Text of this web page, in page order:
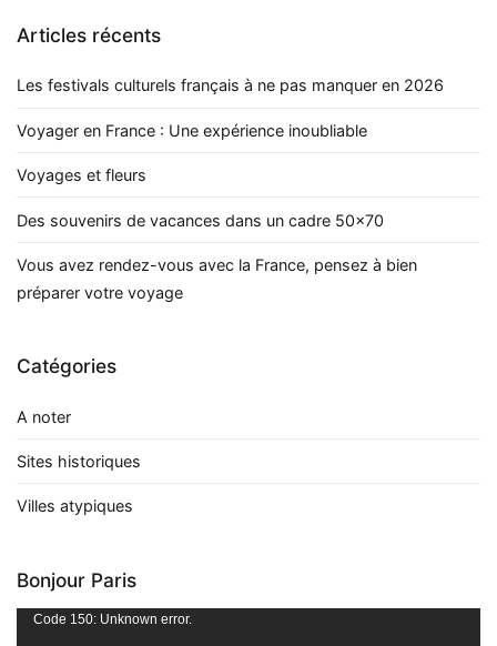
Articles récents
Les festivals culturels français à ne pas manquer en 2026
Voyager en France : Une expérience inoubliable
Voyages et fleurs
Des souvenirs de vacances dans un cadre 50×70
Vous avez rendez-vous avec la France, pensez à bien
préparer votre voyage
Catégories
A noter
Sites historiques
Villes atypiques
Bonjour Paris
Lecteur
Code 150: Unknown error.